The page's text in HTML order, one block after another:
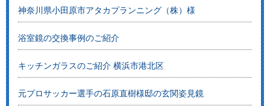
神奈川県小田原市アタカプランニング（株）様
浴室鏡の交換事例のご紹介
キッチンガラスのご紹介 横浜市港北区
元プロサッカー選手の石原直樹様邸の玄関姿見鏡